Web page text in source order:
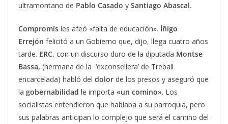
ultramontano de Pablo Casado y Santiago Abascal.
Compromís les afeó «falta de educación». Íñigo
Errejón felicitó a un Gobierno que, dijo, llega cuatro años
tarde. ERC, con un discurso duro de la diputada Montse
Bassa, (hermana de la ‘exconsellera’ de Treball
encarcelada) habló del dolor de los presos y aseguró que
la gobernabilidad le importa «un comino». Los
socialistas entendieron que hablaba a su parroquia, pero
sus palabras anticipan lo complejo que será el camino del